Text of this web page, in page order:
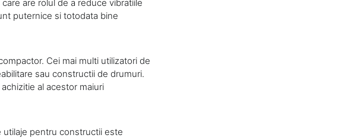
are rolul de a reduce vibratiile
puternice si totodata bine
Cei mai multi utilizatori de
sau constructii de drumuri.
al acestor maiuri
utilaje pentru constructii este